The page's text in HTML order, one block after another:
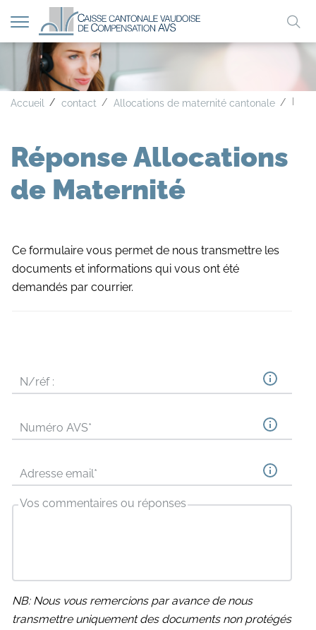
A A A
Afficher
la
navigation
Accueil contact Allocations de maternité cantonale
Réponse Allocations
de Maternité
Ce formulaire vous permet de nous transmettre les
documents et informations qui vous ont été
demandés par courrier.
N/réf :
Numéro AVS*
Adresse email*
Vos commentaires ou réponses
NB: Nous vous remercions par avance de nous
transmettre uniquement des documents non protégés